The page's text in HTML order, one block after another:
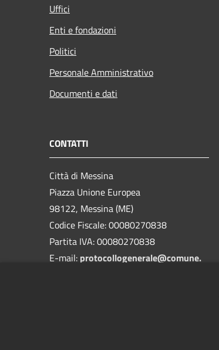
Uffici
Enti e fondazioni
Politici
Personale Amministrativo
Documenti e dati
CONTATTI
Città di Messina
Piazza Unione Europea
98122, Messina (ME)
Codice Fiscale: 00080270838
Partita IVA: 00080270838
E-mail: protocollogenerale@comune.